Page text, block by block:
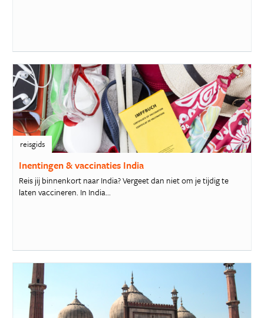
reisgids
Inentingen & vaccinaties India
Reis jij binnenkort naar India? Vergeet dan niet om je tijdig te
laten vaccineren. In India...